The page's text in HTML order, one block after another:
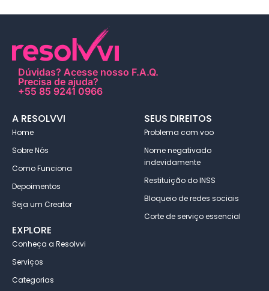
Dúvidas? Acesse nosso F.A.Q.
Precisa de ajuda?
+55 85 9241 0966
A RESOLVVI
Home
Sobre Nós
Como Funciona
Depoimentos
Seja um Creator
SEUS DIREITOS
Problema com voo
Nome negativado
indevidamente
Restituição do INSS
Bloqueio de redes sociais
Corte de serviço essencial
EXPLORE
Conheça a Resolvvi
Serviços
Categorias